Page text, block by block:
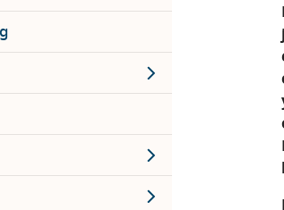
Expand
Expand
Expand